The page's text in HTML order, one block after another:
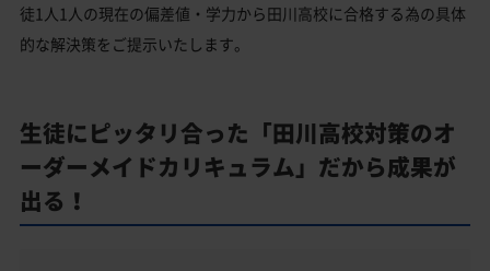
徒1人1人の現在の偏差値・学力から田川高校に合格する為の具体
的な解決策をご提示いたします。
生徒にピッタリ合った「田川高校対策のオ
ーダーメイドカリキュラム」だから成果が
出る！